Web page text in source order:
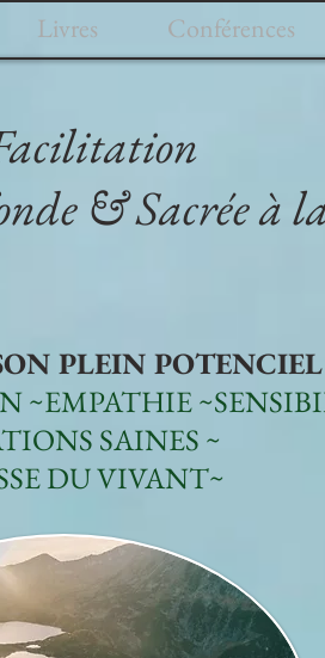
& Sacrée à
PLEIN POTENCIEL
~EMPATHIE
SAINES ~
DU VIVANT~
Livres Conférences